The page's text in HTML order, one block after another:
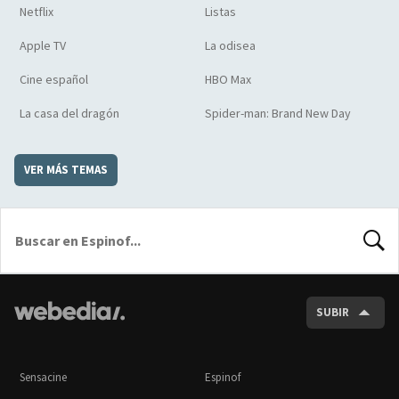
Netflix Listas
Apple TV La odisea
Cine español HBO Max
La casa del dragón Spider-man: Brand New Day
VER MÁS TEMAS
SUBIR
Sensacine Espinof